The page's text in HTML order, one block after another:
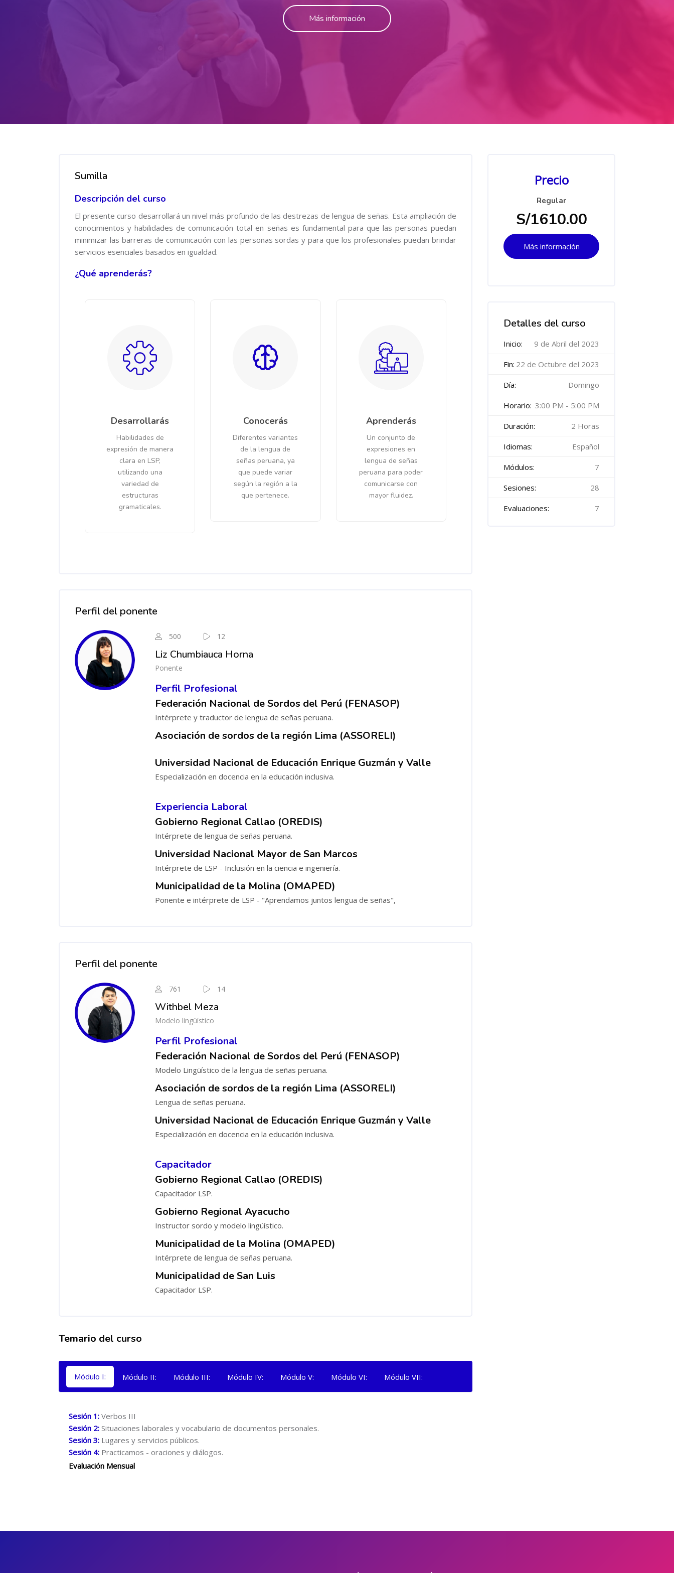
Más información
Sumilla
Descripción del curso
El presente curso desarrollará un nivel más profundo de las destrezas de lengua de señas. Esta ampliación de
conocimientos y habilidades de comunicación total en señas es fundamental para que las personas puedan
minimizar las barreras de comunicación con las personas sordas y para que los profesionales puedan brindar
servicios esenciales basados en igualdad.
¿Qué aprenderás?
Desarrollarás
Habilidades de
expresión de manera
clara en LSP,
utilizando una
variedad de
estructuras
gramaticales.
Conocerás
Diferentes variantes
de la lengua de
señas peruana, ya
que puede variar
según la región a la
que pertenece.
Aprenderás
Un conjunto de
expresiones en
lengua de señas
peruana para poder
comunicarse con
mayor fluidez.
Perfil del ponente
500 12
Liz Chumbiauca Horna
Ponente
Perfil Profesional
Federación Nacional de Sordos del Perú (FENASOP)
Intérprete y traductor de lengua de señas peruana.
Asociación de sordos de la región Lima (ASSORELI)
Universidad Nacional de Educación Enrique Guzmán y Valle
Especialización en docencia en la educación inclusiva.
Experiencia Laboral
Gobierno Regional Callao (OREDIS)
Intérprete de lengua de señas peruana.
Universidad Nacional Mayor de San Marcos
Intérprete de LSP - Inclusión en la ciencia e ingeniería.
Municipalidad de la Molina (OMAPED)
Ponente e intérprete de LSP - "Aprendamos juntos lengua de señas",
Perfil del ponente
761 14
Withbel Meza
Modelo lingüístico
Perfil Profesional
Federación Nacional de Sordos del Perú (FENASOP)
Modelo Lingüístico de la lengua de señas peruana.
Asociación de sordos de la región Lima (ASSORELI)
Lengua de señas peruana.
Universidad Nacional de Educación Enrique Guzmán y Valle
Especialización en docencia en la educación inclusiva.
Capacitador
Gobierno Regional Callao (OREDIS)
Capacitador LSP.
Gobierno Regional Ayacucho
Instructor sordo y modelo lingüístico.
Municipalidad de la Molina (OMAPED)
Intérprete de lengua de señas peruana.
Municipalidad de San Luis
Capacitador LSP.
Salta [Cocoon] Tabs
Temario del curso
Módulo I: Módulo II: Módulo III: Módulo IV: Módulo V: Módulo VI: Módulo VII:
Sesión 1: Verbos III
Sesión 2: Situaciones laborales y vocabulario de documentos personales.
Sesión 3: Lugares y servicios públicos.
Sesión 4: Practicamos - oraciones y diálogos.
Evaluación Mensual
Precio
Regular
S/1610.00
Más información
Detalles del curso
Inicio: 9 de Abril del 2023
Fin: 22 de Octubre del 2023
Día: Domingo
Horario: 3:00 PM - 5:00 PM
Duración: 2 Horas
Idiomas: Español
Módulos: 7
Sesiones: 28
Evaluaciones: 7